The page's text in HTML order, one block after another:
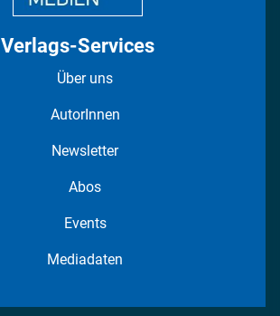
Verlags-Services
Über uns
AutorInnen
Newsletter
Abos
Events
Mediadaten